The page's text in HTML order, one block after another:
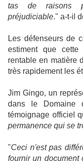
tas de raisons
préjudiciable." a-t-il
Les défenseurs de
estiment que cette
rentable en matière
très rapidement les
Jim Gingo, un
dans le Domaine
témoignage officiel
permanence qui se
"Ceci n'est pas
fournir un document